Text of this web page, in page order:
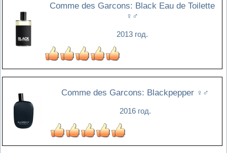
Comme des Garcons: Black Eau de Toilette
♀♂
2013 год.
Comme des Garcons: Blackpepper ♀♂
2016 год.